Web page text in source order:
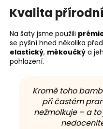
Kvalita
Na šaty jsme použili
se pyšní hned několika
elastický, měkoučký a
pohlazení.
Kromě toho
při častém
nežmolkuje – a